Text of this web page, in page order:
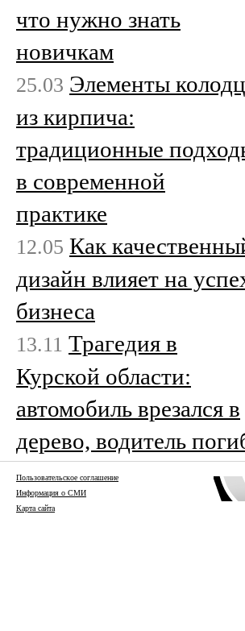
что нужно знать
новичкам
25.03 Элементы
из кирпича:
традиционные
в современной
практике
12.05 Как
дизайн влияет на
бизнеса
13.11 Трагедия в
Курской области:
автомобиль врезался в
дерево, водитель
Пользовательское соглашение
Информация о СМИ
Карта сайта